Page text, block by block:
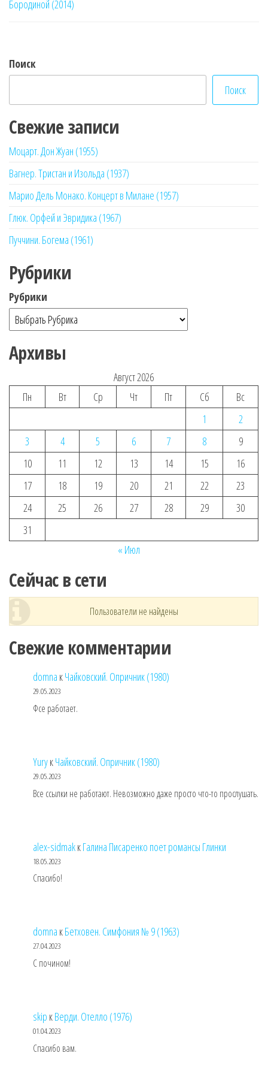
записям
Бородиной (2014)
Поиск
Поиск
Свежие записи
Моцарт. Дон Жуан (1955)
Вагнер. Тристан и Изольда (1937)
Марио Дель Монако. Концерт в Милане (1957)
Глюк. Орфей и Эвридика (1967)
Пуччини. Богема (1961)
Рубрики
Рубрики
Архивы
Август 2026
Пн
Вт Ср Чт Пт Сб
Вс
1
2
3
4 5 6 7 8
9
10
11 12 13 14 15
16
17
18 19 20 21 22
23
24
25 26 27 28 29
30
31
« Июл
Сейчас в сети
Пользователи не найдены
Свежие комментарии
domna кЧайковский. Опричник (1980)
29.05.2023
Фсе работает.
YuryкЧайковский. Опричник (1980)
29.05.2023
Все ссылки не работают. Невозможно даже просто что-то прослушать.
alex-sidmakкГалина Писаренко поет романсы Глинки
18.05.2023
Спасибо!
domna кБетховен. Симфония № 9 (1963)
27.04.2023
С почином!
skip кВерди. Отелло (1976)
01.04.2023
Спасибо вам.